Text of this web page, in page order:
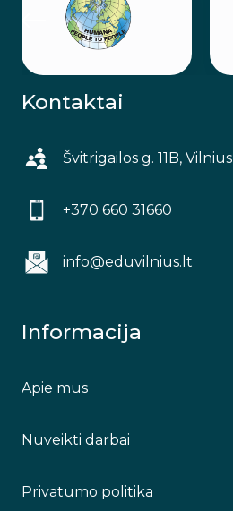
Kontaktai
Švitrigailos g. 11B, Vilnius
+370 660 31660
info@eduvilnius.lt
Informacija
Apie mus
Nuveikti darbai
Privatumo politika